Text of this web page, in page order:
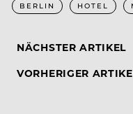
BERLIN HOTEL
NÄCHSTER ARTIKEL
VORHERIGER